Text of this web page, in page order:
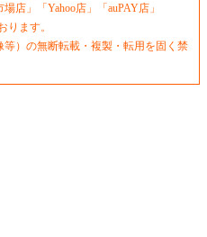
店」「Yahoo店」「auPAY店」
ります。
）の無断転載・複製・転用を固く禁